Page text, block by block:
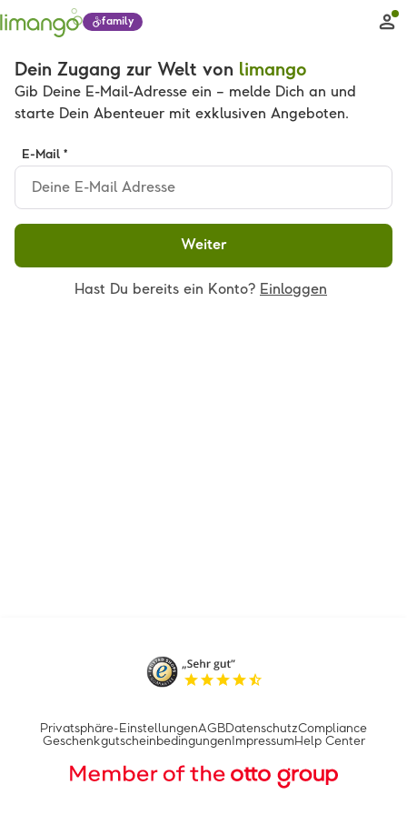
family
Dein Zugang zur Welt von limango
Gib Deine E-Mail-Adresse ein – melde Dich an und
starte Dein Abenteuer mit exklusiven Angeboten.
E-Mail *
Weiter
Hast Du bereits ein Konto? Einloggen
Privatsphäre-EinstellungenAGBDatenschutzCompliance
Geschenkgutscheinbedingungen Impressum Help Center